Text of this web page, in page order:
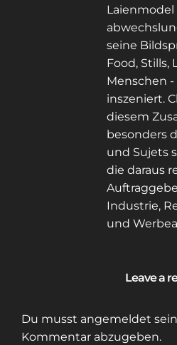
Laienmodel
seine
Food, Stills,
Menschen
inszeniert.
diesem
besonders
und Sujets
die daraus
Industrie,
und
Leave a
Du musst angemeldet
Kommentar abzugeben.